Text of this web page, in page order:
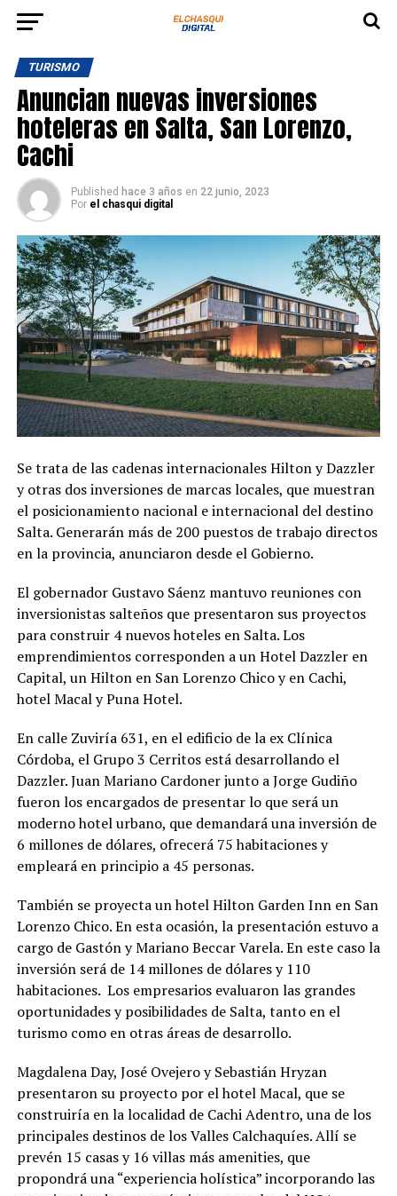
TURISMO
Anuncian nuevas inversiones
hoteleras en Salta, San Lorenzo,
Cachi
Published hace 3 años en 22 junio, 2023
Por el chasqui digital
Se trata de las cadenas internacionales Hilton y Dazzler
y otras dos inversiones de marcas locales, que muestran
el posicionamiento nacional e internacional del destino
Salta. Generarán más de 200 puestos de trabajo directos
en la provincia, anunciaron desde el Gobierno.
El gobernador Gustavo Sáenz mantuvo reuniones con
inversionistas salteños que presentaron sus proyectos
para construir 4 nuevos hoteles en Salta. Los
emprendimientos corresponden a un Hotel Dazzler en
Capital, un Hilton en San Lorenzo Chico y en Cachi,
hotel Macal y Puna Hotel.
En calle Zuviría 631, en el edificio de la ex Clínica
Córdoba, el Grupo 3 Cerritos está desarrollando el
Dazzler. Juan Mariano Cardoner junto a Jorge Gudiño
fueron los encargados de presentar lo que será un
moderno hotel urbano, que demandará una inversión de
6 millones de dólares, ofrecerá 75 habitaciones y
empleará en principio a 45 personas.
También se proyecta un hotel Hilton Garden Inn en San
Lorenzo Chico. En esta ocasión, la presentación estuvo a
cargo de Gastón y Mariano Beccar Varela. En este caso la
inversión será de 14 millones de dólares y 110
habitaciones. Los empresarios evaluaron las grandes
oportunidades y posibilidades de Salta, tanto en el
turismo como en otras áreas de desarrollo.
Magdalena Day, José Ovejero y Sebastián Hryzan
presentaron su proyecto por el hotel Macal, que se
construiría en la localidad de Cachi Adentro, una de los
principales destinos de los Valles Calchaquíes. Allí se
prevén 15 casas y 16 villas más amenities, que
propondrá una “experiencia holística” incorporando las